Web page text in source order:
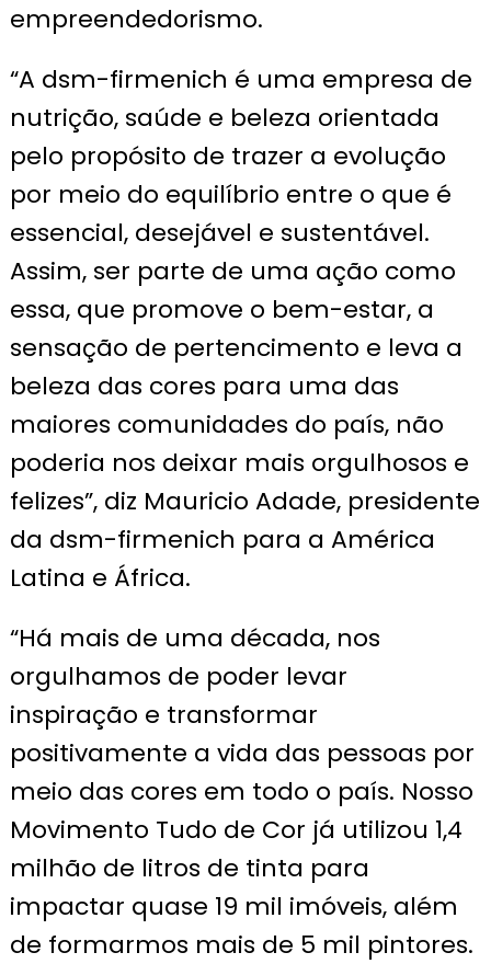
empreendedorismo.
“A dsm-firmenich é uma empresa de
nutrição, saúde e beleza orientada
pelo propósito de trazer a evolução
por meio do equilíbrio entre o que é
essencial, desejável e sustentável.
Assim, ser parte de uma ação como
essa, que promove o bem-estar, a
sensação de pertencimento e leva a
beleza das cores para uma das
maiores comunidades do país, não
poderia nos deixar mais orgulhosos e
felizes”, diz Mauricio Adade, presidente
da dsm-firmenich para a América
Latina e África.
“Há mais de uma década, nos
orgulhamos de poder levar
inspiração e transformar
positivamente a vida das pessoas por
meio das cores em todo o país. Nosso
Movimento Tudo de Cor já utilizou 1,4
milhão de litros de tinta para
impactar quase 19 mil imóveis, além
de formarmos mais de 5 mil pintores.